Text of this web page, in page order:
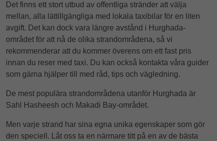
Det finns ett stort utbud av offentliga stränder att välja
mellan, alla lättillgängliga med lokala taxibilar för en liten
avgift. Det kan dock vara längre avstånd i Hurghada-
området för att nå de olika strandområdena, så vi
rekommenderar att du kommer överens om ett fast pris
innan du reser med taxi. Du kan också kontakta våra guider
som gärna hjälper till med råd, tips och vägledning.
De mest populära strandområdena utanför Hurghada är
Sahl Hasheesh och Makadi Bay-området.
Men varje strand har sina egna unika egenskaper som gör
den speciell. Låt oss ta en närmare titt på en av de bästa